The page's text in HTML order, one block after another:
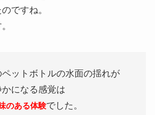
ですね。
ペットボトルの水面の揺れが
かになる感覚は
のある体験でした。